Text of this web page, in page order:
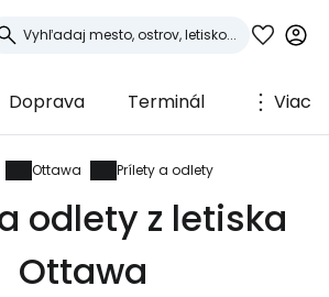
Doprava Terminál Viac
Ottawa Prílety a odlety
odlety z letiska
Ottawa
sa do
Cestee
komunity cestovateľov